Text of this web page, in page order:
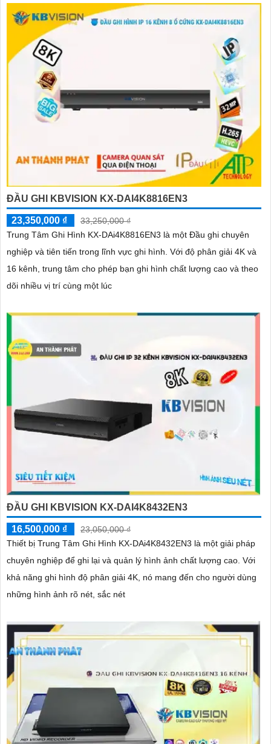
ĐẦU GHI KBVISION KX-DAI4K8816EN3
23,350,000 ₫
33,250,000 ₫
Trung Tâm Ghi Hình KX-DAi4K8816EN3 là một Đầu ghi chuyên
nghiệp và tiên tiến trong lĩnh vực ghi hình. Với độ phân giải 4K và
16 kênh, trung tâm cho phép bạn ghi hình chất lượng cao và theo
dõi nhiều vị trí cùng một lúc
ĐẦU GHI KBVISION KX-DAI4K8432EN3
16,500,000 ₫
23,050,000 ₫
Thiết bị Trung Tâm Ghi Hình KX-DAi4K8432EN3 là một giải pháp
chuyên nghiệp để ghi lại và quản lý hình ảnh chất lượng cao. Với
khả năng ghi hình độ phân giải 4K, nó mang đến cho người dùng
những hình ảnh rõ nét, sắc nét